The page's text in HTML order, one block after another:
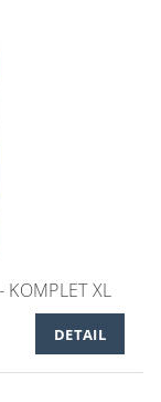
KOMPLET XL
DETAIL